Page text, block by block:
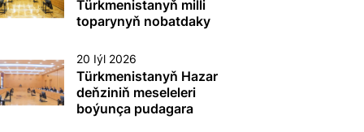
etmek boýunça
toplumlaýyn türgenleşik
Türkmenistanyň milli
toparynyň nobatdaky
20 Iýl 2026
Türkmenistanyň Hazar
deňziniň meseleleri
boýunça pudagara